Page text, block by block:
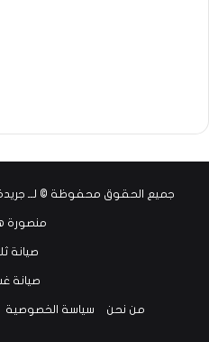
جميع الحقوق محفوظة © لــ جريدة
صيانة
صيانة
من نحن سياسة الخصوصية